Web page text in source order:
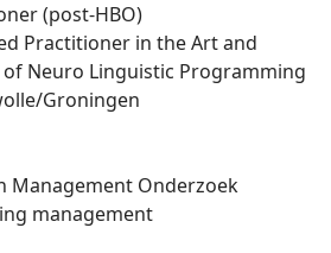
(post-HBO)
Practitioner in the Art and
of Neuro Linguistic Programming
Groningen
Management Onderzoek
management